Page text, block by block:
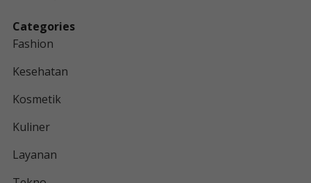
Categories
Fashion
Kesehatan
Kosmetik
Kuliner
Layanan